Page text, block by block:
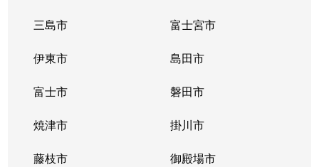
三島市 富士宮市
伊東市 島田市
富士市 磐田市
焼津市 掛川市
藤枝市 御殿場市